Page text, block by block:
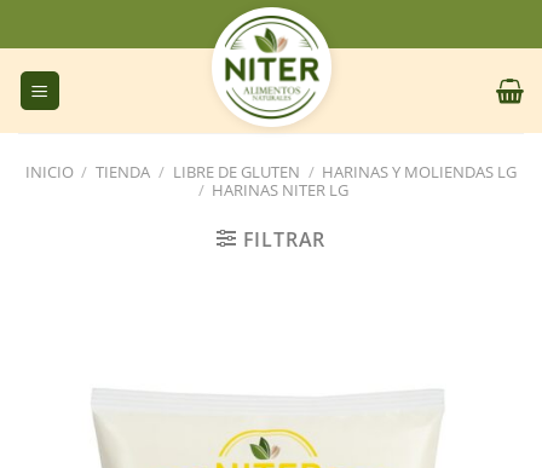
al
contenido
INICIO / TIENDA / LIBRE DE GLUTEN / HARINAS Y MOLIENDAS LG
/ HARINAS NITER LG
FILTRAR